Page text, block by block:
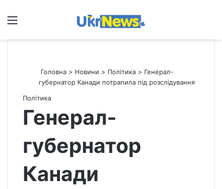
Меню
Головна > Новини > Політика > Генерал-
губернатор Канади потрапила під розслідування
Політика
Генерал-
губернатор
Канади